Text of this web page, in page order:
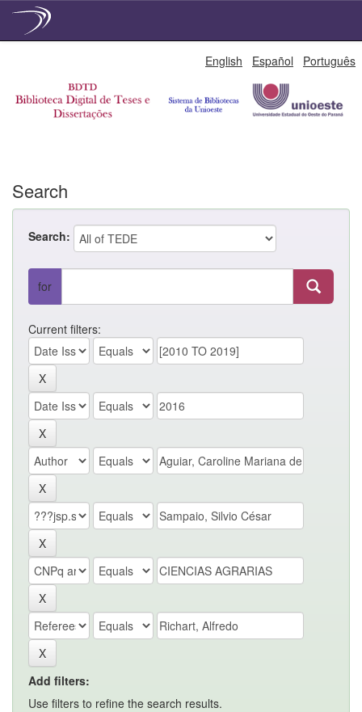
English Español Português
Search
Search:
for
Current filters:
Add filters:
Use filters to refine the search results.